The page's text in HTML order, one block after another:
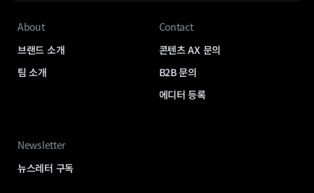
About
브랜드 소개
팀 소개
Contact
콘텐츠 AX 문의
B2B 문의
에디터 등록
Newsletter
뉴스레터 구독